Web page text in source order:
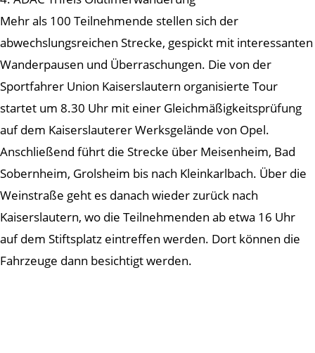
Mehr als 100 Teilnehmende stellen sich der
abwechslungsreichen Strecke, gespickt mit interessanten
Wanderpausen und Überraschungen. Die von der
Sportfahrer Union Kaiserslautern organisierte Tour
startet um 8.30 Uhr mit einer Gleichmäßigkeitsprüfung
auf dem Kaiserslauterer Werksgelände von Opel.
Anschließend führt die Strecke über Meisenheim, Bad
Sobernheim, Grolsheim bis nach Kleinkarlbach. Über die
Weinstraße geht es danach wieder zurück nach
Kaiserslautern, wo die Teilnehmenden ab etwa 16 Uhr
auf dem Stiftsplatz eintreffen werden. Dort können die
Fahrzeuge dann besichtigt werden.